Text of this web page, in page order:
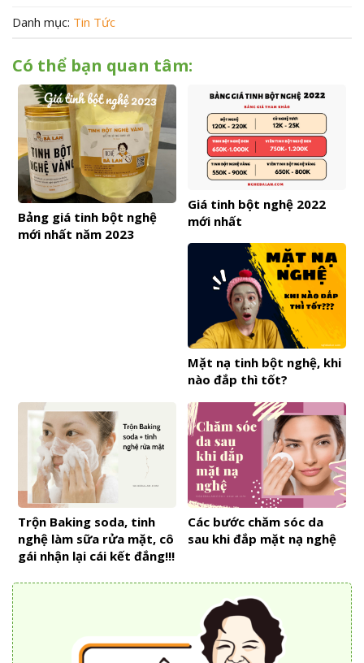
Danh mục: Tin Tức
Có thể bạn quan tâm:
Bảng giá tinh bột nghệ
mới nhất năm 2023
Giá tinh bột nghệ 2022
mới nhất
Mặt nạ tinh bột nghệ, khi
nào đắp thì tốt?
Trộn Baking soda, tinh
nghệ làm sữa rửa mặt, cô
gái nhận lại cái kết đắng!!!
Các bước chăm sóc da
sau khi đắp mặt nạ nghệ